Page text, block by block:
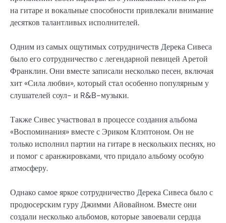
на гитаре и вокальные способности привлекали внимание
десятков талантливых исполнителей.
Одним из самых ощутимых сотрудничеств Дерека Сивеса
было его сотрудничество с легендарной певицей Аретой
Франклин. Они вместе записали несколько песен, включая
хит «Сила любви», который стал особенно популярным у
слушателей соул- и R&B-музыки.
Также Сивес участвовал в процессе создания альбома
«Воспоминания» вместе с Эриком Клэптоном. Он не
только исполнил партии на гитаре в нескольких песнях, но
и помог с аранжировками, что придало альбому особую
атмосферу.
Однако самое яркое сотрудничество Дерека Сивеса было с
продюсерским гуру Джимми Айовайном. Вместе они
создали несколько альбомов, которые завоевали сердца